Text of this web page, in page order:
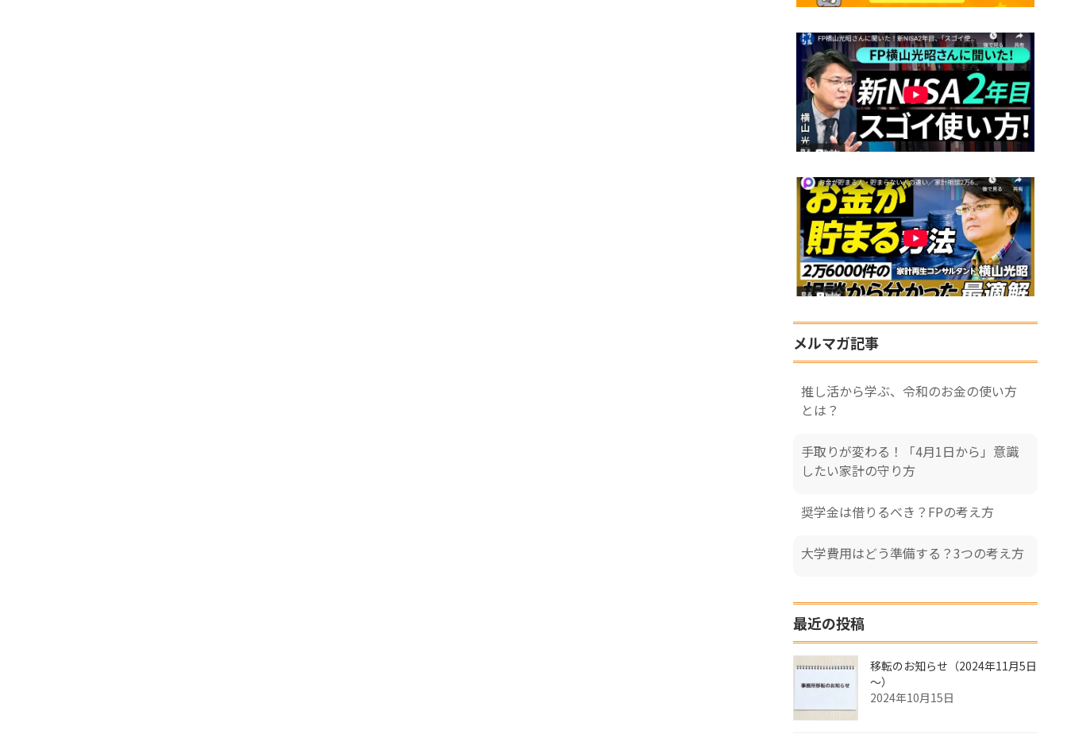
メルマガ記事
推し活から学ぶ、令和のお金の使い方
とは？
手取りが変わる！「4月1日から」意識
したい家計の守り方
奨学金は借りるべき？FPの考え方
大学費用はどう準備する？3つの考え方
最近の投稿
移転のお知らせ（2024年11月5日
～）
2024年10月15日